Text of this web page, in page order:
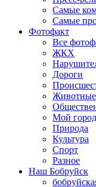
Самые
Самые
Фотофакт
Все
ЖКХ
Дороги
Животные
Мой город
Природа
Культура
Спорт
Разное
Наш Бобруйск